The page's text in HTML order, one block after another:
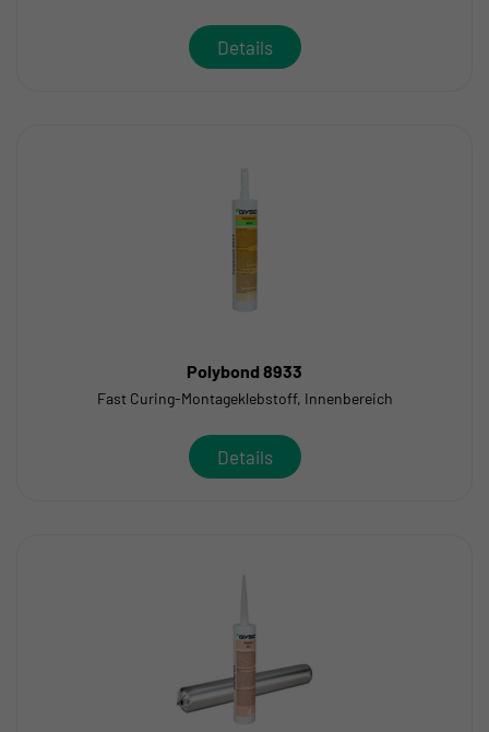
Details
Polybond 8933
Fast Curing-Montageklebstoff, Innenbereich
Details